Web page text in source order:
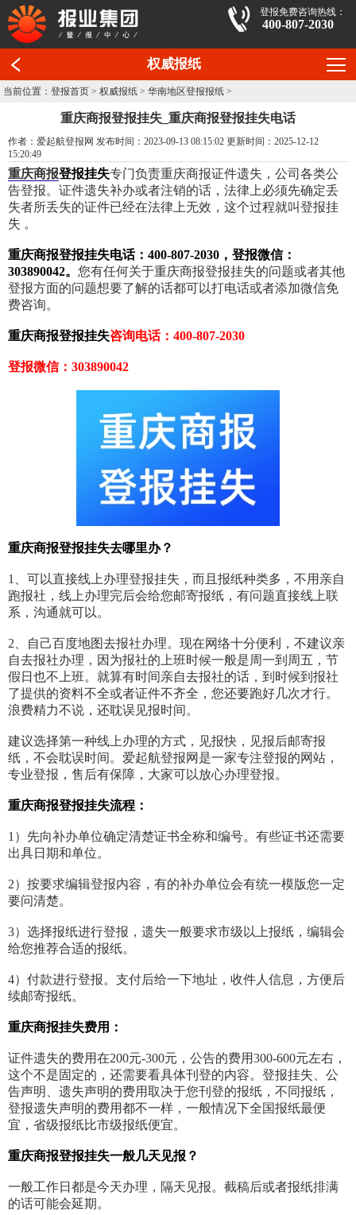
登报免费咨询热线：
400-807-2030
权威报纸
当前位置：登报首页 >权威报纸 >华南地区登报报纸 >
重庆商报登报挂失_重庆商报登报挂失电话
作者：爱起航登报网 发布时间：2023-09-13 08:15:02 更新时间：2025-12-12
15:20:49
重庆商报登报挂失专门负责重庆商报证件遗失，公司各类公
告登报。证件遗失补办或者注销的话，法律上必须先确定丢
失者所丢失的证件已经在法律上无效，这个过程就叫登报挂
失 。
重庆商报登报挂失电话：400-807-2030，登报微信：
303890042。 您有任何关于重庆商报登报挂失的问题或者其他
登报方面的问题想要了解的话都可以打电话或者添加微信免
费咨询。
重庆商报登报挂失咨询电话：400-807-2030
登报微信：303890042
重庆商报登报挂失去哪里办？
1、可以直接线上办理登报挂失，而且报纸种类多，不用亲自
跑报社，线上办理完后会给您邮寄报纸，有问题直接线上联
系，沟通就可以。
2、自己百度地图去报社办理。现在网络十分便利，不建议亲
自去报社办理，因为报社的上班时候一般是周一到周五，节
假日也不上班。就算有时间亲自去报社的话，到时候到报社
了提供的资料不全或者证件不齐全，您还要跑好几次才行。
浪费精力不说，还耽误见报时间。
建议选择第一种线上办理的方式，见报快，见报后邮寄报
纸，不会耽误时间。爱起航登报网是一家专注登报的网站，
专业登报，售后有保障，大家可以放心办理登报。
重庆商报登报挂失流程：
1）先向补办单位确定清楚证书全称和编号。有些证书还需要
出具日期和单位。
2）按要求编辑登报内容，有的补办单位会有统一模版您一定
要问清楚。
3）选择报纸进行登报，遗失一般要求市级以上报纸，编辑会
给您推荐合适的报纸。
4）付款进行登报。支付后给一下地址，收件人信息，方便后
续邮寄报纸。
重庆商报挂失费用：
证件遗失的费用在200元-300元，公告的费用300-600元左右，
这个不是固定的，还需要看具体刊登的内容。登报挂失、公
告声明、遗失声明的费用取决于您刊登的报纸，不同报纸，
登报遗失声明的费用都不一样，一般情况下全国报纸最便
宜，省级报纸比市级报纸便宜。
重庆商报登报挂失一般几天见报？
一般工作日都是今天办理，隔天见报。截稿后或者报纸排满
的话可能会延期。